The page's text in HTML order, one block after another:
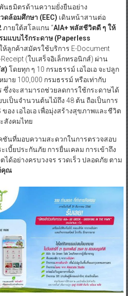
นธมิตรด้านความยั่งยืนอย่าง
ดล้อมศึกษา (EEC) เดินหน้าสานต่อ
ภายใต้สโลแกน “AIA+ พลัสชีวิตดี ๆ ให้
มแบบไร้กระดาษ(Paperless
ลูกค้าสมัครใช้บริการ E-Document
(ใบเสร็จอิเล็กทรอนิกส์) ผ่าน
) โดยทุก ๆ 10 กรมธรรม์ เอไอเอ จะปลูก
าย 100,000 กรมธรรม์ หรือเท่ากับ
ซึ่งจะสามารถช่วยลดการใช้กระดาษได้
บเป็นจำนวนต้นไม้ถึง 48 ต้น ถือเป็นการ
อง เอไอเอ เพื่อมุ่งสร้างสุขภาพและชีวิต
สังคมไทย
ที่มอบความสะดวกในการตรวจสอบ
เบี้ยประกันภัย การยื่นเคลม การเข้าถึง
ด้อย่างครบวงจร รวดเร็ว ปลอดภัย ตาม
คุณ